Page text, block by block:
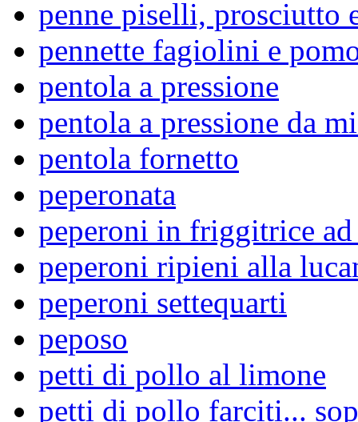
penne piselli, prosciutto
pennette fagiolini e
pentola a pressione
pentola a pressione da
pentola fornetto
peperonata
peperoni in friggitrice ad
peperoni ripieni alla
peperoni settequarti
peposo
petti di pollo al limone
petti di pollo farciti...